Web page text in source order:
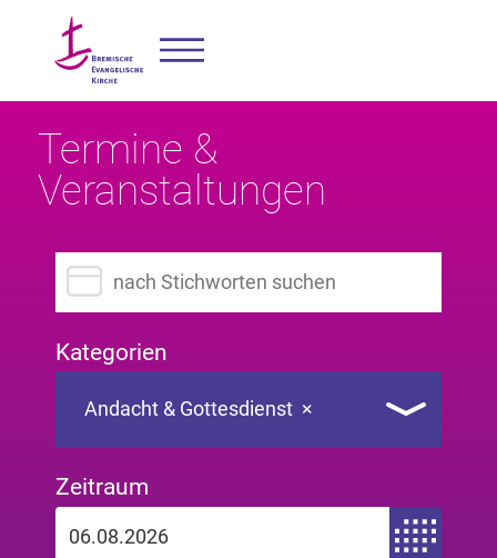
Termine &
Veranstaltungen
Suchbegriff eingeben
Kategorien
×
Andacht & Gottesdienst
Zeitraum
Zeitraum von